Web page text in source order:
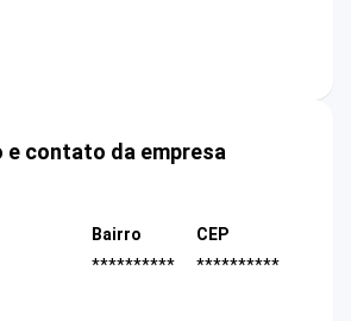
e contato da empresa
Bairro
**********
CEP
**********